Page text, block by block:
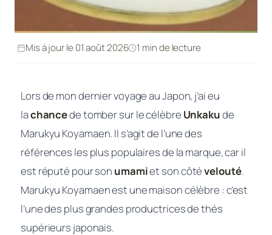
Mis à jour le 01 août 2026 1 min de lecture
Lors de mon dernier voyage au Japon, j’ai eu
lachancede tomber sur le célèbre Unkakude
Marukyu Koyamaen. Il s’agit de l’une des
références les plus populaires de la marque, car il
est réputé pour son umamiet son côtévelouté.
Marukyu Koyamaen est une maison célèbre : c’est
l’une des plus grandes productrices de thés
supérieurs japonais.